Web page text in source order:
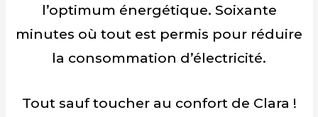
l’optimum énergétique. Soixante
minutes où tout est permis pour réduire
la consommation d’électricité.
Tout sauf toucher au confort de Clara !